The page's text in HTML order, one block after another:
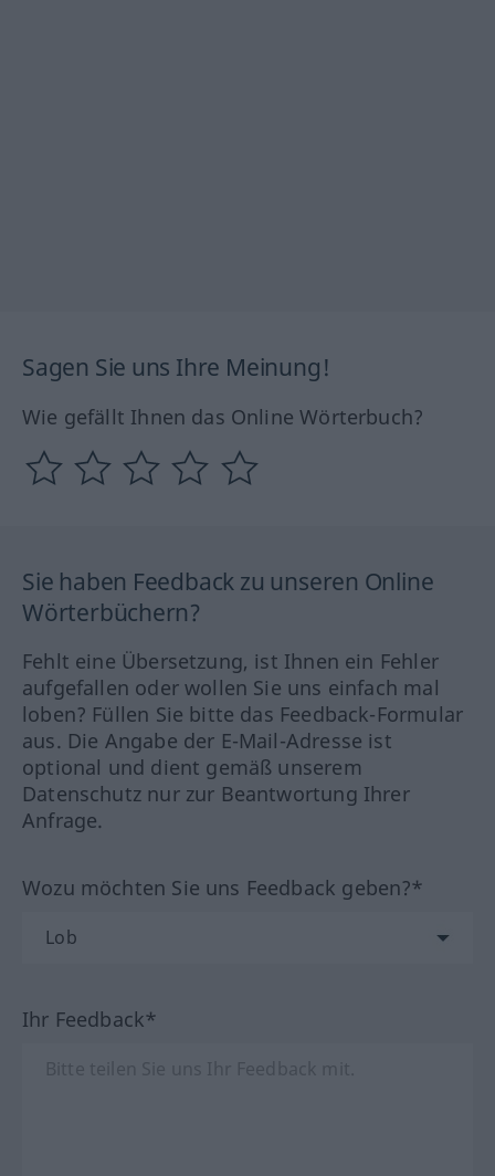
Sagen Sie uns Ihre Meinung!
Wie gefällt Ihnen das Online Wörterbuch?
Sie haben Feedback zu unseren Online
Wörterbüchern?
Fehlt eine Übersetzung, ist Ihnen ein Fehler
aufgefallen oder wollen Sie uns einfach mal
loben? Füllen Sie bitte das Feedback-Formular
aus. Die Angabe der E-Mail-Adresse ist
optional und dient gemäß unserem
Datenschutz nur zur Beantwortung Ihrer
Anfrage.
Wozu möchten Sie uns Feedback geben?*
Ihr Feedback*